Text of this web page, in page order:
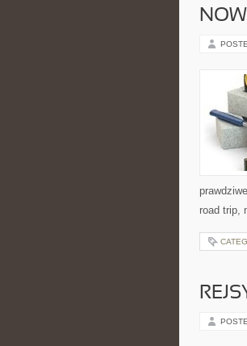
road trip,